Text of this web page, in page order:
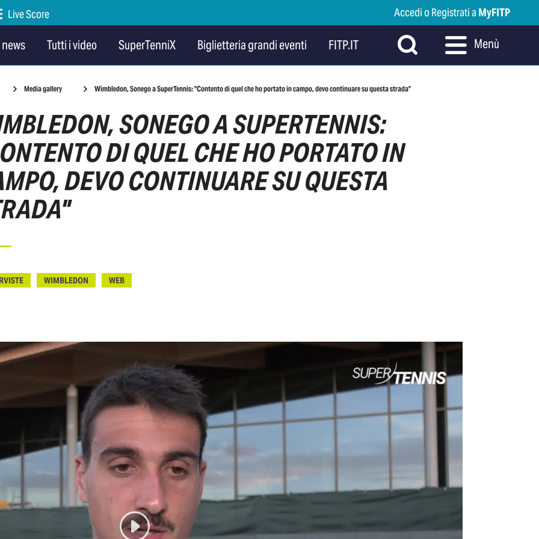
Live Score Accedi o Registrati a MyFITP
Tutti i video SuperTenniX Biglietteria grandi eventi FITP.IT Menù
Media gallery Wimbledon, Sonego a SuperTennis: "Contento di quel che ho portato in campo, devo continuare su questa strada"
SONEGO A SUPERTENNIS:
DI QUEL CHE HO PORTATO IN
DEVO CONTINUARE SU QUESTA
WIMBLEDON WEB